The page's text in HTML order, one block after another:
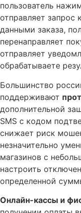
пользователь
отправляет запрос
данными заказа,
перенаправляет
отправляет
обрабатываете
Большинство
поддерживают
дополнительной
SMS с кодом
снижает риск
незначительно
магазинов с
настроить
определенной
Онлайн-кассы и